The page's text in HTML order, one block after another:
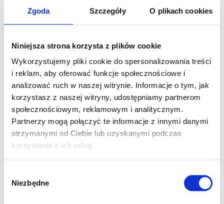
Zgoda Szczegóły O plikach cookies
Niniejsza strona korzysta z plików cookie
Wykorzystujemy pliki cookie do spersonalizowania treści
i reklam, aby oferować funkcje społecznościowe i
analizować ruch w naszej witrynie. Informacje o tym, jak
korzystasz z naszej witryny, udostępniamy partnerom
społecznościowym, reklamowym i analitycznym.
Partnerzy mogą połączyć te informacje z innymi danymi
otrzymanymi od Ciebie lub uzyskanymi podczas
korzystania z ich usług.
zgody
Niezbędne
3-6 dni robocze
zainteresować
Zaloguj się, aby zobaczyć cenę
HERRERA LA BOMBA EDP
woda perfumowana
Dowiedz się więcej